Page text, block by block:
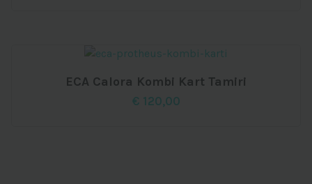
ECA Calora Kombi Kart Tamiri
€ 120,00